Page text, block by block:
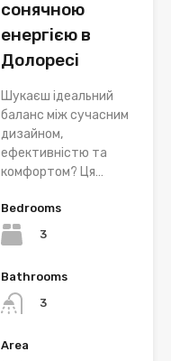
сонячною
енергією в
Долоресі
Шукаєш ідеальний
баланс між сучасним
дизайном,
ефективністю та
комфортом? Ця…
Bedrooms
3
Bathrooms
3
Area